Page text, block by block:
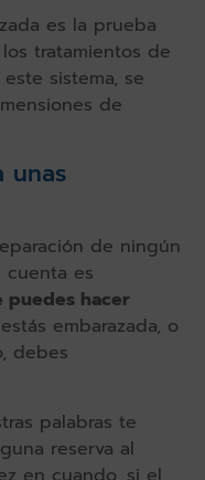
es la prueba
tratamientos de
sistema, se
de
unas
de ningún
es
puedes hacer
embarazada, o
debes
palabras te
reserva al